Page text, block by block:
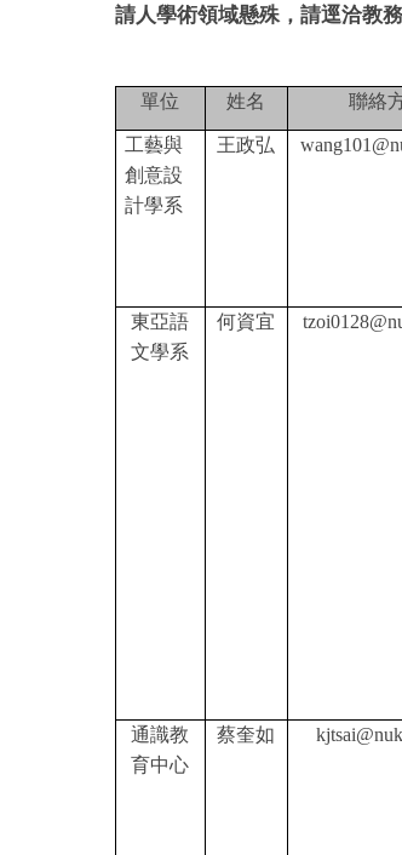
請人學術領域懸殊，請逕洽教
單位 姓名 聯絡
工藝與
創意設
計學系
王政弘
東亞語
文學系
何資宜
通識教
育中心
蔡奎如